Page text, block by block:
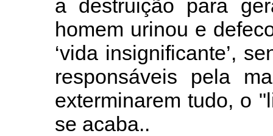
a destruição para
homem urinou e
‘vida insignificante’,
responsáveis pela
exterminarem tudo, o
se acaba..